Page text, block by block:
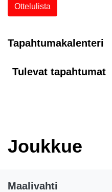
Ottelulista
Tapahtumakalenteri
Tulevat tapahtumat
Joukkue
Maalivahti